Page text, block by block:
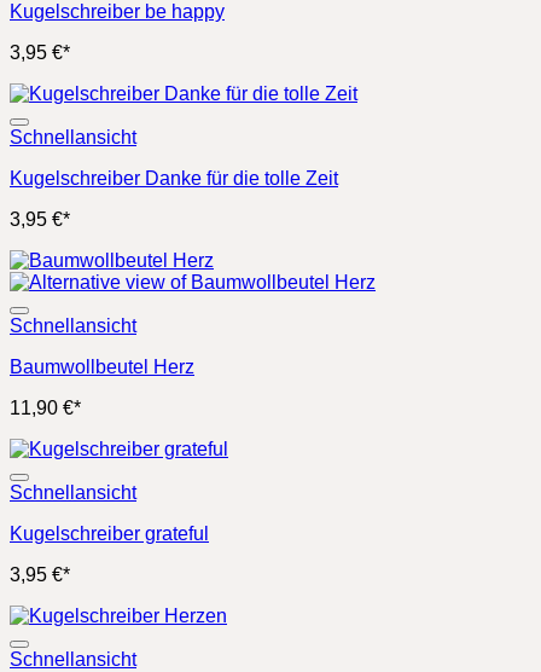
Kugelschreiber be happy
3,95 €*
Schnellansicht
Kugelschreiber Danke für die tolle Zeit
3,95 €*
Schnellansicht
Baumwollbeutel Herz
11,90 €*
Schnellansicht
Kugelschreiber grateful
3,95 €*
Schnellansicht